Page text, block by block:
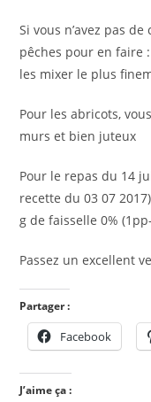
Si vous n’avez pas
pêches pour en faire
les mixer le plus
Pour les abricots,
murs et bien juteux
Pour le repas du 14
recette du 03 07
g de faisselle 0%
Passez un excellent
Partager :
Facebook
J’aime ça :